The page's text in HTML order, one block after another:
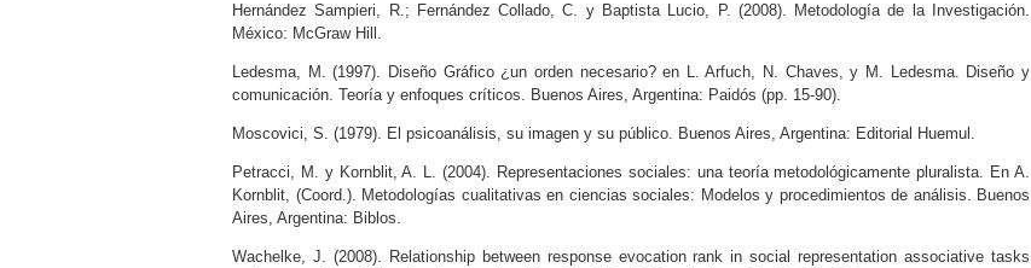
Hernández Sampieri, R.; Fernández Collado, C. y Baptista Lucio, P. (2008). Metodología de la Investigación.
México: McGraw Hill.
Ledesma, M. (1997). Diseño Gráfico ¿un orden necesario? en L. Arfuch, N. Chaves, y M. Ledesma. Diseño y
comunicación. Teoría y enfoques críticos. Buenos Aires, Argentina: Paidós (pp. 15-90).
Moscovici, S. (1979). El psicoanálisis, su imagen y su público. Buenos Aires, Argentina: Editorial Huemul.
Petracci, M. y Kornblit, A. L. (2004). Representaciones sociales: una teoría metodológicamente pluralista. En A.
Kornblit, (Coord.). Metodologías cualitativas en ciencias sociales: Modelos y procedimientos de análisis. Buenos
Aires, Argentina: Biblos.
Wachelke, J. (2008). Relationship between response evocation rank in social representation associative tasks